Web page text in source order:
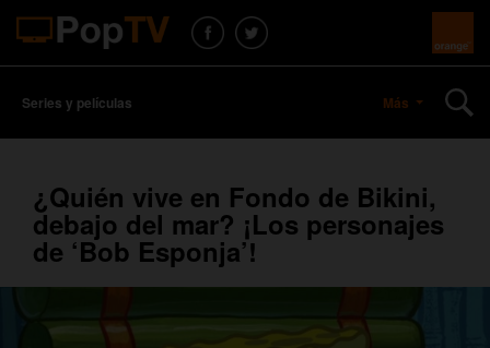
Series y películas Más
¿Quién vive en Fondo de Bikini,
debajo del mar? ¡Los personajes
de ‘Bob Esponja’!